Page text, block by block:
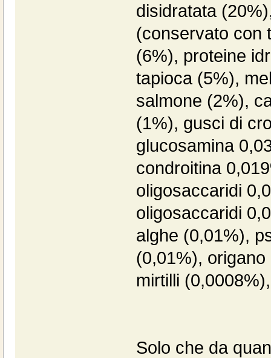
disidratata
(conservato con
(6%), proteine
tapioca (5%),
salmone (2%),
(1%), gusci di
glucosamina
condroitina
oligosaccaridi
oligosaccaridi
alghe (0,01%),
(0,01%),
mirtilli
Solo che da